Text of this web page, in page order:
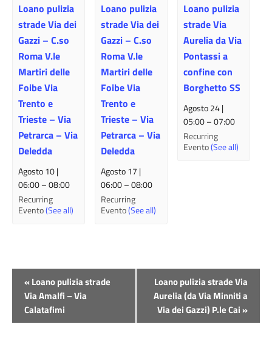
Loano pulizia
strade Via dei
Gazzi – C.so
Roma V.le
Martiri delle
Foibe Via
Trento e
Trieste – Via
Petrarca – Via
Deledda
Agosto 10 |
06:00–08:00
Recurring
Evento(See all)
Loano pulizia
strade Via dei
Gazzi – C.so
Roma V.le
Martiri delle
Foibe Via
Trento e
Trieste – Via
Petrarca – Via
Deledda
Agosto 17 |
06:00–08:00
Recurring
Evento(See all)
Loano pulizia
strade Via
Aurelia da Via
Pontassi a
confine con
Borghetto SS
Agosto 24 |
05:00–07:00
Recurring
Evento(See all)
Evento
Navigazione
«Loano pulizia strade
Via Amalfi – Via
Calatafimi
Loano pulizia strade Via
Aurelia (da Via Minniti a
Via dei Gazzi) P.le Cai»